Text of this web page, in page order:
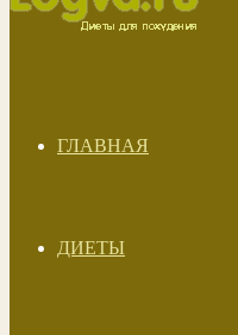
ГЛАВНАЯ
ДИЕТЫ